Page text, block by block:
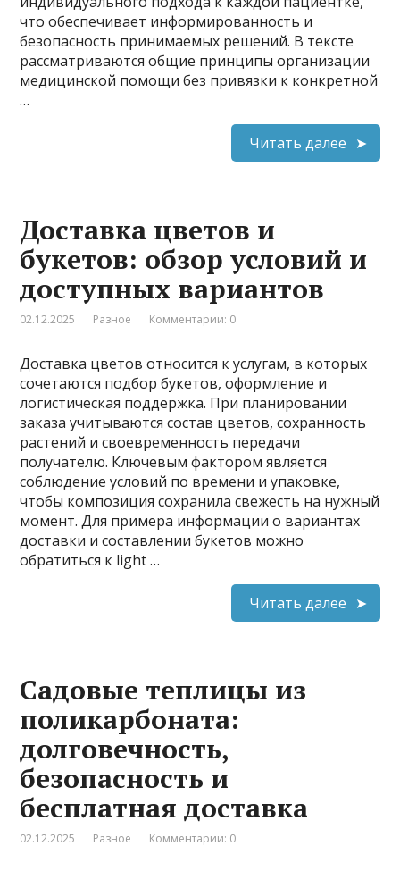
что обеспечивает информированность и
безопасность принимаемых решений. В тексте
рассматриваются общие принципы организации
медицинской помощи без привязки к конкретной
…
Читать далее
Доставка цветов и
букетов: обзор условий и
доступных вариантов
02.12.2025 Разное Комментарии: 0
Доставка цветов относится к услугам, в которых
сочетаются подбор букетов, оформление и
логистическая поддержка. При планировании
заказа учитываются состав цветов, сохранность
растений и своевременность передачи
получателю. Ключевым фактором является
соблюдение условий по времени и упаковке,
чтобы композиция сохранила свежесть на нужный
момент. Для примера информации о вариантах
доставки и составлении букетов можно
обратиться к light …
Читать далее
Садовые теплицы из
поликарбоната:
долговечность,
безопасность и
бесплатная доставка
02.12.2025 Разное Комментарии: 0